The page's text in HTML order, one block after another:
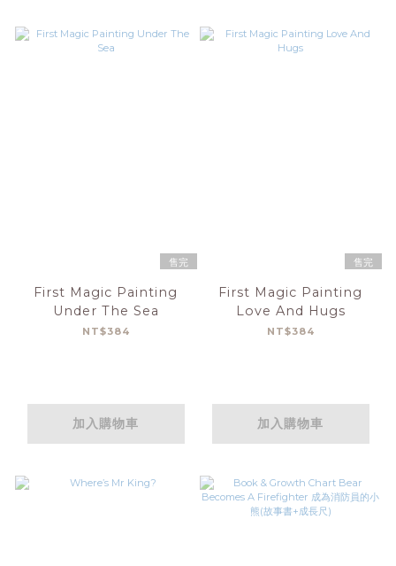
售完
First Magic Painting
Under The Sea
NT$384
加入購物車
售完
First Magic Painting
Love And Hugs
NT$384
加入購物車